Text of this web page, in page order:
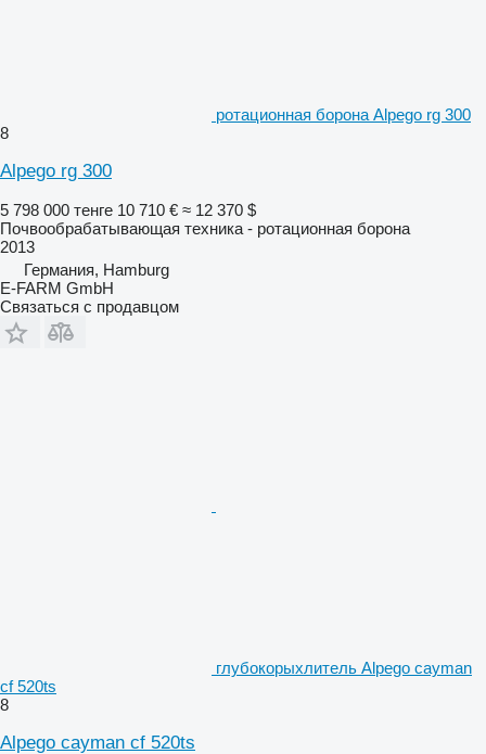
ротационная борона Alpego rg 300
8
Alpego rg 300
5 798 000 тенге 10 710 € ≈ 12 370 $
Почвообрабатывающая техника - ротационная борона
2013
Германия, Hamburg
E-FARM GmbH
Связаться с продавцом
глубокорыхлитель Alpego cayman
cf 520ts
8
Alpego cayman cf 520ts